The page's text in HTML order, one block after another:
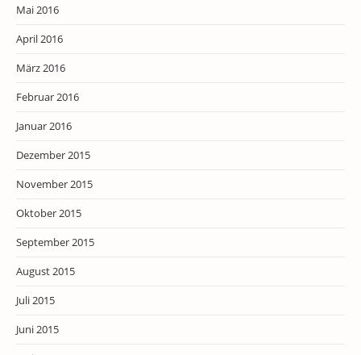
Mai 2016
April 2016
März 2016
Februar 2016
Januar 2016
Dezember 2015
November 2015
Oktober 2015
September 2015
August 2015
Juli 2015
Juni 2015